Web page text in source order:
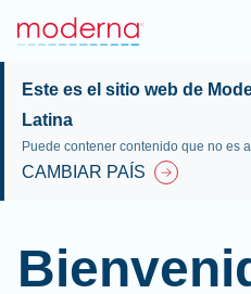
Este es el sitio web de
Latina
Puede contener contenido que no es
CAMBIAR PAÍS